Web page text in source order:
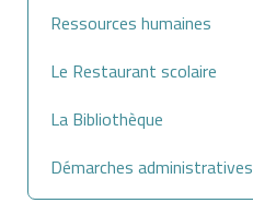
Ressources humaines
Le Restaurant scolaire
La Bibliothèque
Démarches administratives